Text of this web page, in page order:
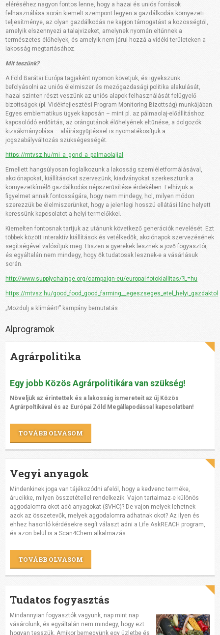
eléréséhez nagyon fontos lenne, hogy a hazai és uniós források
felhasználása során kiemelt szempont legyen a gazdálkodás környezeti
teljesítménye, az olyan gazdálkodás ne kapjon támogatást a közösségtől,
amelyik elszennyezi a talajvizeket, amelynek nyomán eltűnnek a
természetes élőhelyek, és amelyik nem járul hozzá a vidéki területeken a
lakosság megtartásához.
Mit teszünk?
A Föld Barátai Európa tagjaként nyomon követjük, és igyekszünk
befolyásolni az uniós élelmiszer és mezőgazdasági politika alakulását,
hazai szinten részt veszünk az uniós alapok felhasználását felügyelő
bizottságok (pl. Vidékfejlesztési Program Monitoring Bizottság) munkájában.
Egyes emblematikus ügyek kapcsán – mint pl. az pálmaolaj-előállításhoz
kapcsolódó erdőírtás, az orángutánok élőhelyének eltűnése, a dolgozók
kizsákmányolása – aláírásgyűjtéssel is nyomatékosítjuk a
jogszabályváltozás szükségességét.
https://mtvsz.hu/mi_a_gond_a_palmaolajjal
Emellett hangsúlyosan foglalkozunk a lakosság szemléletformálásával,
akciónapokat, kiállításokat szervezünk, kiadványokat szerkesztünk a
környezetkímélő gazdálkodás népszerűsítése érdekében. Felhívjuk a
figyelmet annak fontosságára, hogy nem mindegy, hol, milyen módon
szerezzük be élelmiszerünket, hogy a jelenlegi hosszú ellátási lánc helyett
keressünk kapcsolatot a helyi termelőkkel.
Kiemelten fontosnak tartjuk az utánunk következő generációk nevelését. Ezt
többek között interaktív kiállítások és vetélkedők, akciónapok szervezésének
segítségével valósítjuk meg. Hiszen a gyerekek lesznek a jövő fogyasztói,
és egyáltalán nem mindegy, hogy ők tudatosak lesznek-e a vásárlásuk
során.
http://www.supplychainge.org/campaign-eu/europai-fotokiallitas/?L=hu
https://mtvsz.hu/good_food_good_farming__egeszseges_etel_helyi_gazdaktol
„Mozdulj a klímáért!” kampány bemutatás
Alprogramok
Agrárpolitika
Egy jobb Közös Agrárpolitikára van szükség!
Növeljük az érintettek és a lakosság ismereteit az új Közös
Agrárpoltikával és az Európai Zöld Megállapodással kapcsolatban!
TOVÁBB OLVASOM
Vegyi anyagok
Mindenkinek joga van tájékozódni afelől, hogy a kedvenc terméke,
árucikke, milyen összetétellel rendelkezik. Vajon tartalmaz-e különös
aggodalomra okot adó anyagokat (SVHC)? De vajon melyek lehetnek
azok az összetevők, melyek aggodalomra adhatnak okot? Az ilyen és
ehhez hasonló kérdésekre segít választ adni a Life AskREACH program,
és azon belül is a Scan4Chem alkalmazás.
TOVÁBB OLVASOM
Tudatos fogyasztás
Mindannyian fogyasztók vagyunk, nap mint nap
vásárolunk, és egyáltalán nem mindegy, hogy ezt
hogyan tesszük. Amikor bemegyünk egy üzletbe és